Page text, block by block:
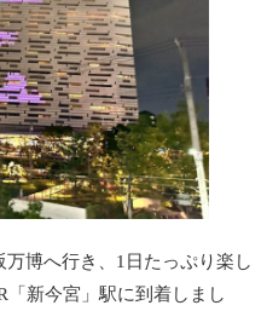
博へ行き、1日たっぷり楽し
「新今宮」駅に到着しまし